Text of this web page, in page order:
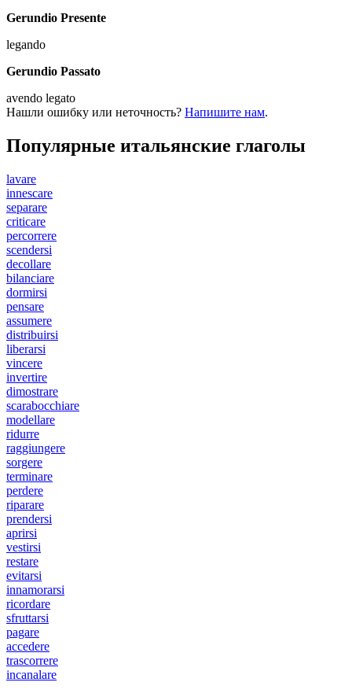
Gerundio Presente
legando
Gerundio Passato
avendo legato
Нашли ошибку или неточность? Напишите нам.
Популярные итальянские глаголы
lavare
innescare
separare
criticare
percorrere
scendersi
decollare
bilanciare
dormirsi
pensare
assumere
distribuirsi
liberarsi
vincere
invertire
dimostrare
scarabocchiare
modellare
ridurre
raggiungere
sorgere
terminare
perdere
riparare
prendersi
aprirsi
vestirsi
restare
evitarsi
innamorarsi
ricordare
sfruttarsi
pagare
accedere
trascorrere
incanalare